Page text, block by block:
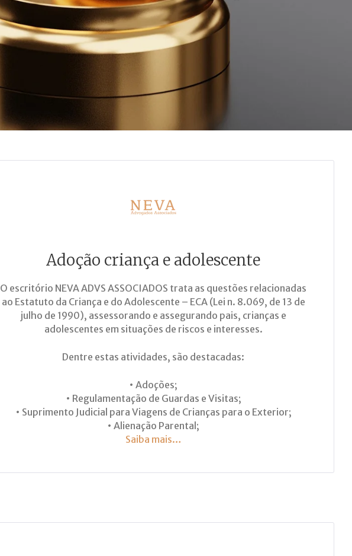
Adoção criança e adolescente
O escritório NEVA ADVS ASSOCIADOS trata as questões relacionadas
ao Estatuto da Criança e do Adolescente – ECA (Lei n. 8.069, de 13 de
julho de 1990), assessorando e assegurando pais, crianças e
adolescentes em situações de riscos e interesses.
Dentre estas atividades, são destacadas:
• Adoções;
• Regulamentação de Guardas e Visitas;
• Suprimento Judicial para Viagens de Crianças para o Exterior;
• Alienação Parental;
Saiba mais…